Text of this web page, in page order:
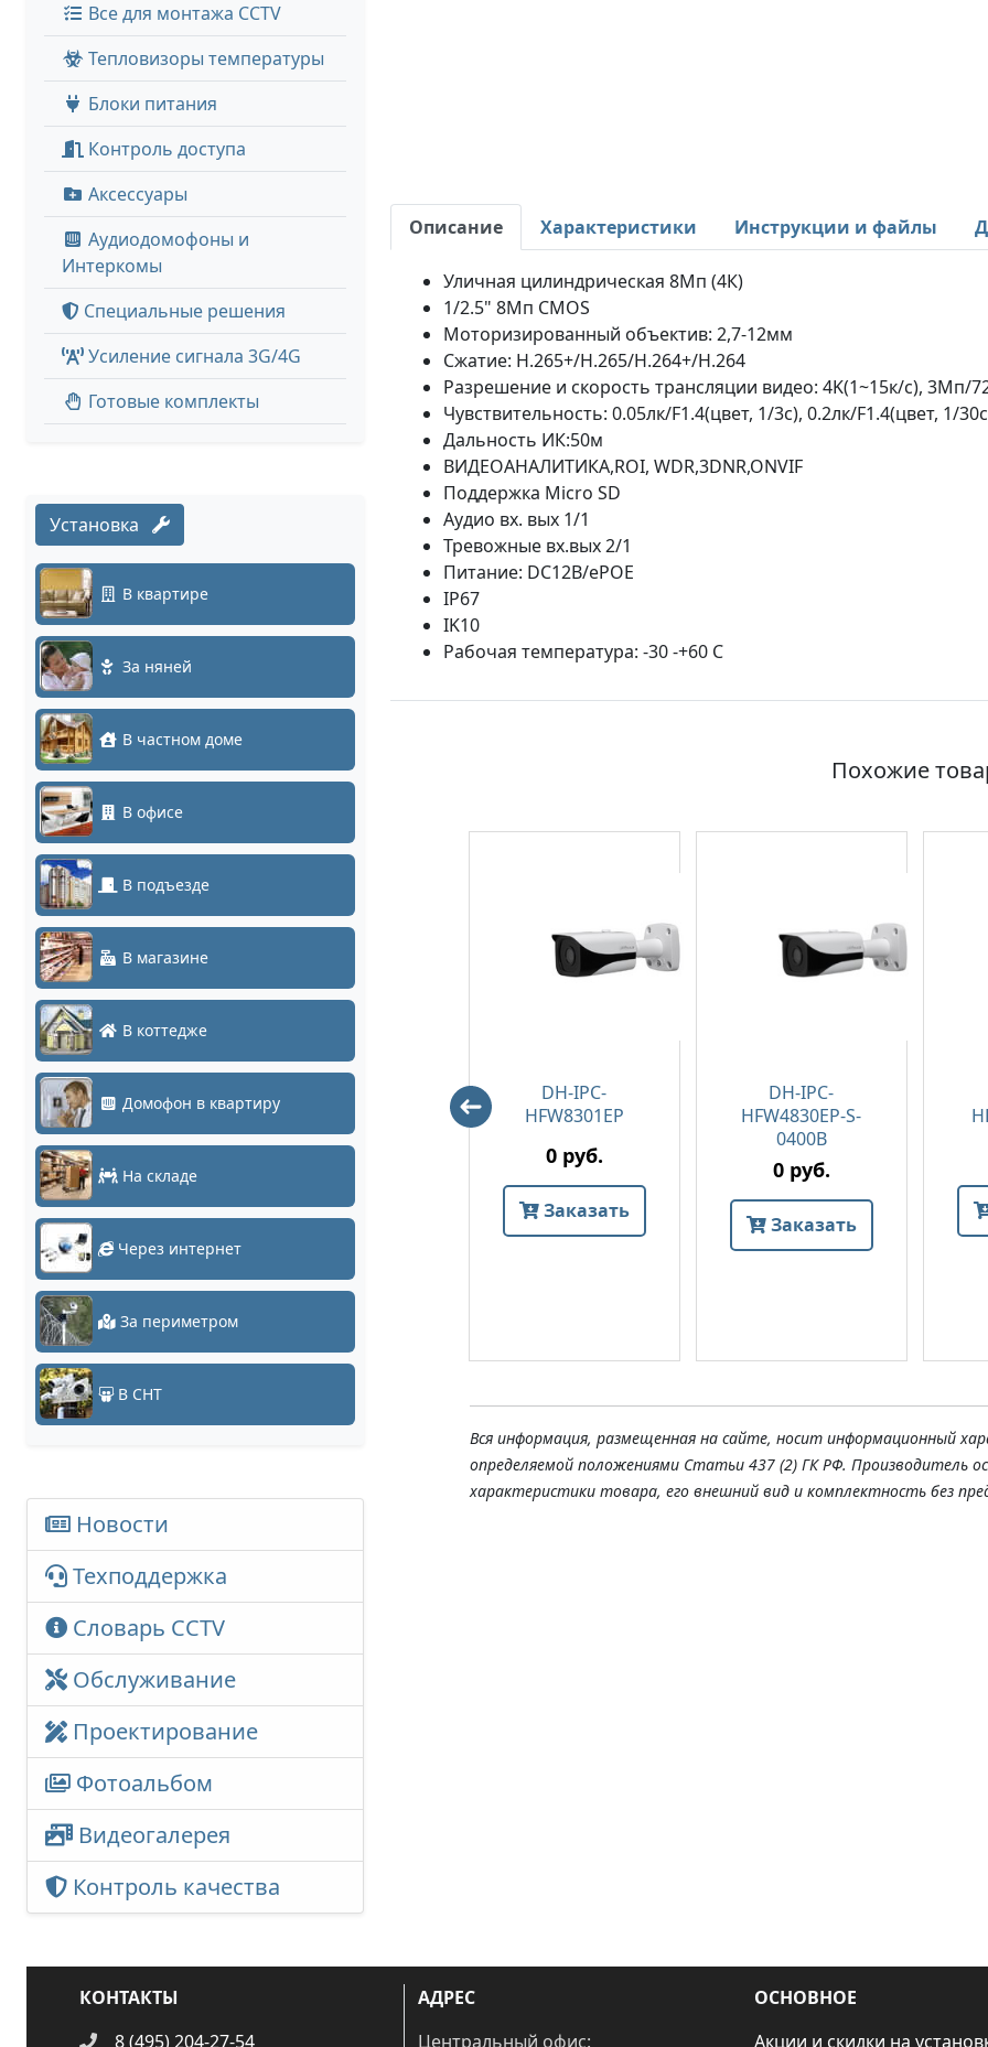
Все для монтажа CCTV
Тепловизоры температуры
Блоки питания
Контроль доступа
Аксессуары
Аудиодомофоны и
Интеркомы
Специальные решения
Усиление сигнала 3G/4G
Готовые комплекты
Установка
В квартире
За няней
В частном доме
В офисе
В подъезде
В магазине
В коттедже
Домофон в квартиру
На складе
Через интернет
За периметром
В СНТ
Новости
Техподдержка
Словарь CCTV
Обслуживание
Проектирование
Фотоальбом
Видеогалерея
Контроль качества
Описание Характеристики Инструкции и файлы
Уличная цилиндрическая 8Mп (4К)
1/2.5" 8Mп CMOS
Моторизированный объектив: 2,7-12мм
Сжатие: H.265+/H.265/H.264+/H.264
Разрешение и скорость трансляции видео: 4K(1~15к/с), 3Mп/
Чувствительность: 0.05лк/F1.4(цвет, 1/3с), 0.2лк/F1.4(цвет, 1/
Дальность ИК:50м
ВИДЕОАНАЛИТИКА,ROI, WDR,3DNR,ONVIF
Поддержка Micro SD
Аудио вх. вых 1/1
Тревожные вх.вых 2/1
Питание: DC12В/ePOE
IP67
IK10
Рабочая температура: -30 -+60 С
Похожие
DS-2CD2T83G0-
I8 (8mm)
20243 руб.
Заказать
0 руб.
Заказать
DH-IPC-
HFW8301EP
0 руб.
Заказать
DH-IPC-
HFW4830EP-S-
0400B
0 руб.
Заказать
Вся информация, размещенная на сайте, носит информационный
определяемой положениями Статьи 437 (2) ГК РФ. Производитель
характеристики товара, его внешний вид и комплектность без
КОНТАКТЫ
8 (495) 204-27-54
АДРЕС
Центральный офис:
ОСНОВНОЕ
Акции и скидки на